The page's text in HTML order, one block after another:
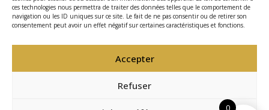
ces technologies nous permettra de traiter des données telles que le comportement de
navigation ou les ID uniques sur ce site. Le fait de ne pas consentir ou de retirer son
consentement peut avoir un effet négatif sur certaines caractéristiques et fonctions.
Accepter
Refuser
Mentions légales
Conditions générales de vente
0
Profitez d’offres exclusives tout au long de l’année,
découvrez nos nouveautés en avant-première et
recevez nos conseils professionnels.